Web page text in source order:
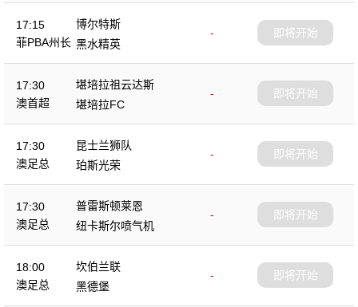
17:15
菲PBA州长
博尔特斯
-
黑水精英
即将开始
17:30
澳首超
堪培拉祖云达斯
-
堪培拉FC
即将开始
17:30
澳足总
昆士兰狮队
-
珀斯光荣
即将开始
17:30
澳足总
普雷斯顿莱恩
-
纽卡斯尔喷气机
即将开始
18:00
澳足总
坎伯兰联
-
黑德堡
即将开始